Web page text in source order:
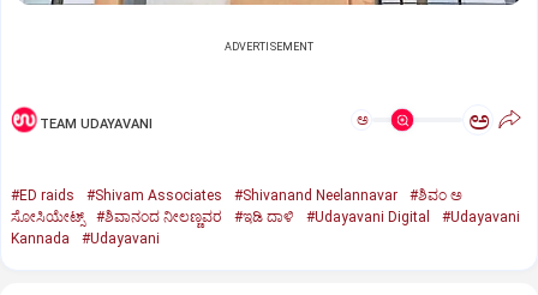
ADVERTISEMENT
TEAM UDAYAVANI ಅ ಅ
#ED raids #Shivam Associates #Shivanand Neelannavar
#ಶಿವಂ ಅ
ಸೋಸಿಯೇಟ್ಸ್
#ಶಿವಾನಂದ ನೀಲಣ್ಣವರ #ಇಡಿ ದಾಳಿ #Udayavani Digital
#Udayavani
Kannada
#Udayavani